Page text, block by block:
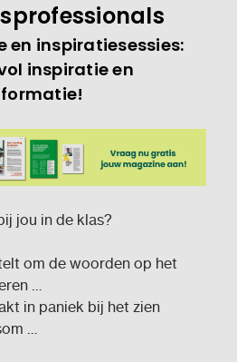
en inspiratiesessies:
inspiratie en
jou in de klas?
om de woorden op het
…
in paniek bij het zien
…